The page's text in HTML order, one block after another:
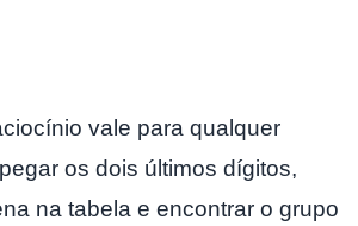
vale para qualquer
os dois últimos dígitos,
na tabela e encontrar o grupo